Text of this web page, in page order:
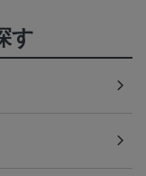
す